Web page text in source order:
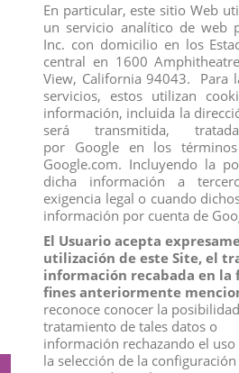
CABALLO CAPON PAINT HORSE
View
1 2 … 8
SCHLEICH
LOS PITUFOS
DINOSAURIOS
EL DRADOR & CRIATURAS
MUNDO DE FANTASÍA-UNICORNIOS
CABALLOS-YEGUAS-POTROS-PONIS
ANIMALES SALVAJES Y DE LA JUNGLA
ANIMALES MARINOS Y POLARES
ANIMALES DEL BOSQUE
PERROS-GATOS-ACCESORIOS
AVES
ANIMALES DE LA GRANJA-ACCESORIOS
COMPLEMENTOS Y ACCESORIOS SCHLEICH
En particular, este sitio Web
un servicio analítico de web
Inc. con domicilio en los
central en 1600
View, California 94043. Para
servicios, estos utilizan
información, incluida la
será transmitida,
por Google en los
Google.com. Incluyendo la
dicha información a
exigencia legal o cuando
información por cuenta de
El Usuario acepta
utilización de este Site, el
información recabada en la
fines anteriormente
reconoce conocer la
tratamiento de tales datos o
información rechazando el
la selección de la